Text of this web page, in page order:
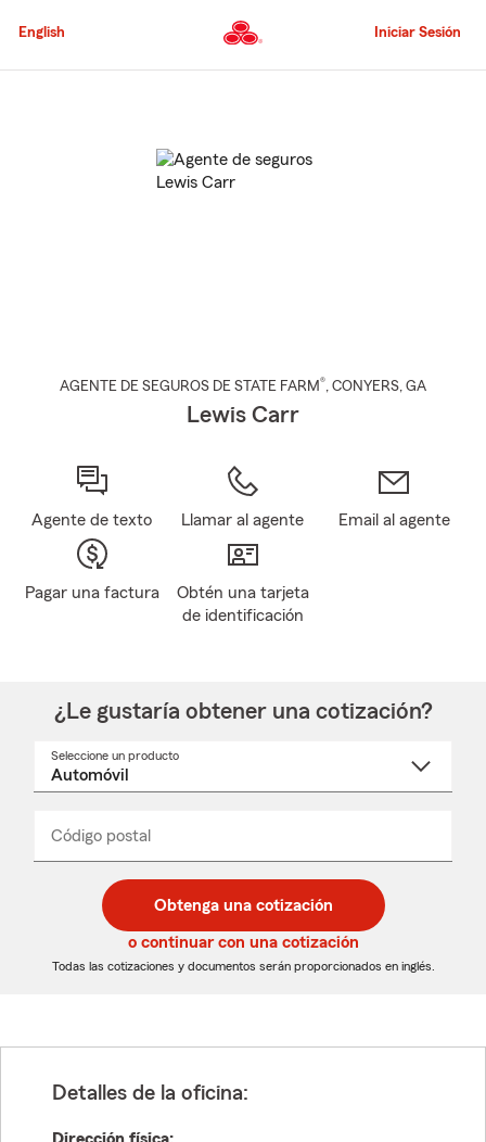
al
principal
English Iniciar Sesión
AGENTE DE SEGUROS DE STATE FARM®, CONYERS, GA
Lewis Carr
Agente de texto Llamar al agente Email al agente
Pagar una factura
Obtén una tarjeta
de identificación
¿Le gustaría obtener una cotización?
Seleccione un producto
desplegable
Código postal
de
5
dígitos
de
5
dígitos
_____
Obtenga una cotización
o continuar con una cotización
Todas las cotizaciones y documentos serán proporcionados en inglés.
Detalles de la oficina: